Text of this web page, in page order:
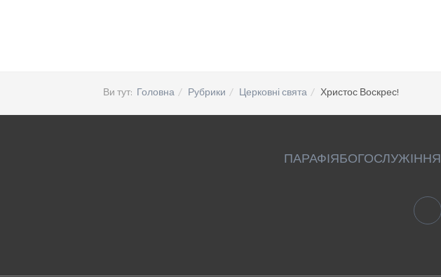
Ви тут: Головна Рубрики Церковні свята Христос Воскрес!
ПАРАФІЯБОГОСЛУЖІННЯ